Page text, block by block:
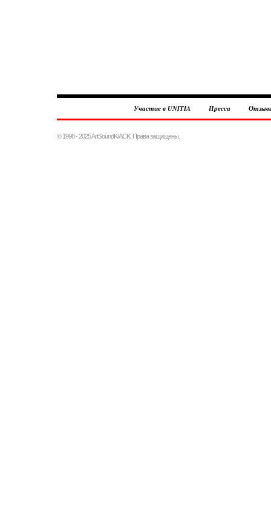
Участие в UNITIA Пресса
© 1998 - 2025 ArtSoundK/ACK. Права защищены.